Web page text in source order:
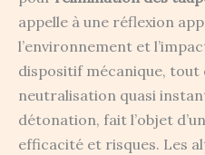
appelle à une réflexion
l’environnement et
dispositif mécanique,
neutralisation quasi
détonation, fait l’objet
efficacité et risques. Les